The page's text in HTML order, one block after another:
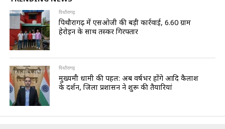
पिथौरागढ़
पिथौरागढ़ में एसओजी की बड़ी कार्रवाई, 6.60 ग्राम
हेरोइन के साथ तस्कर गिरफ्तार
पिथौरागढ़
मुख्यमंत्री धामी की पहल: अब वर्षभर होंगे आदि कैलाश
के दर्शन, जिला प्रशासन ने शुरू की तैयारियां